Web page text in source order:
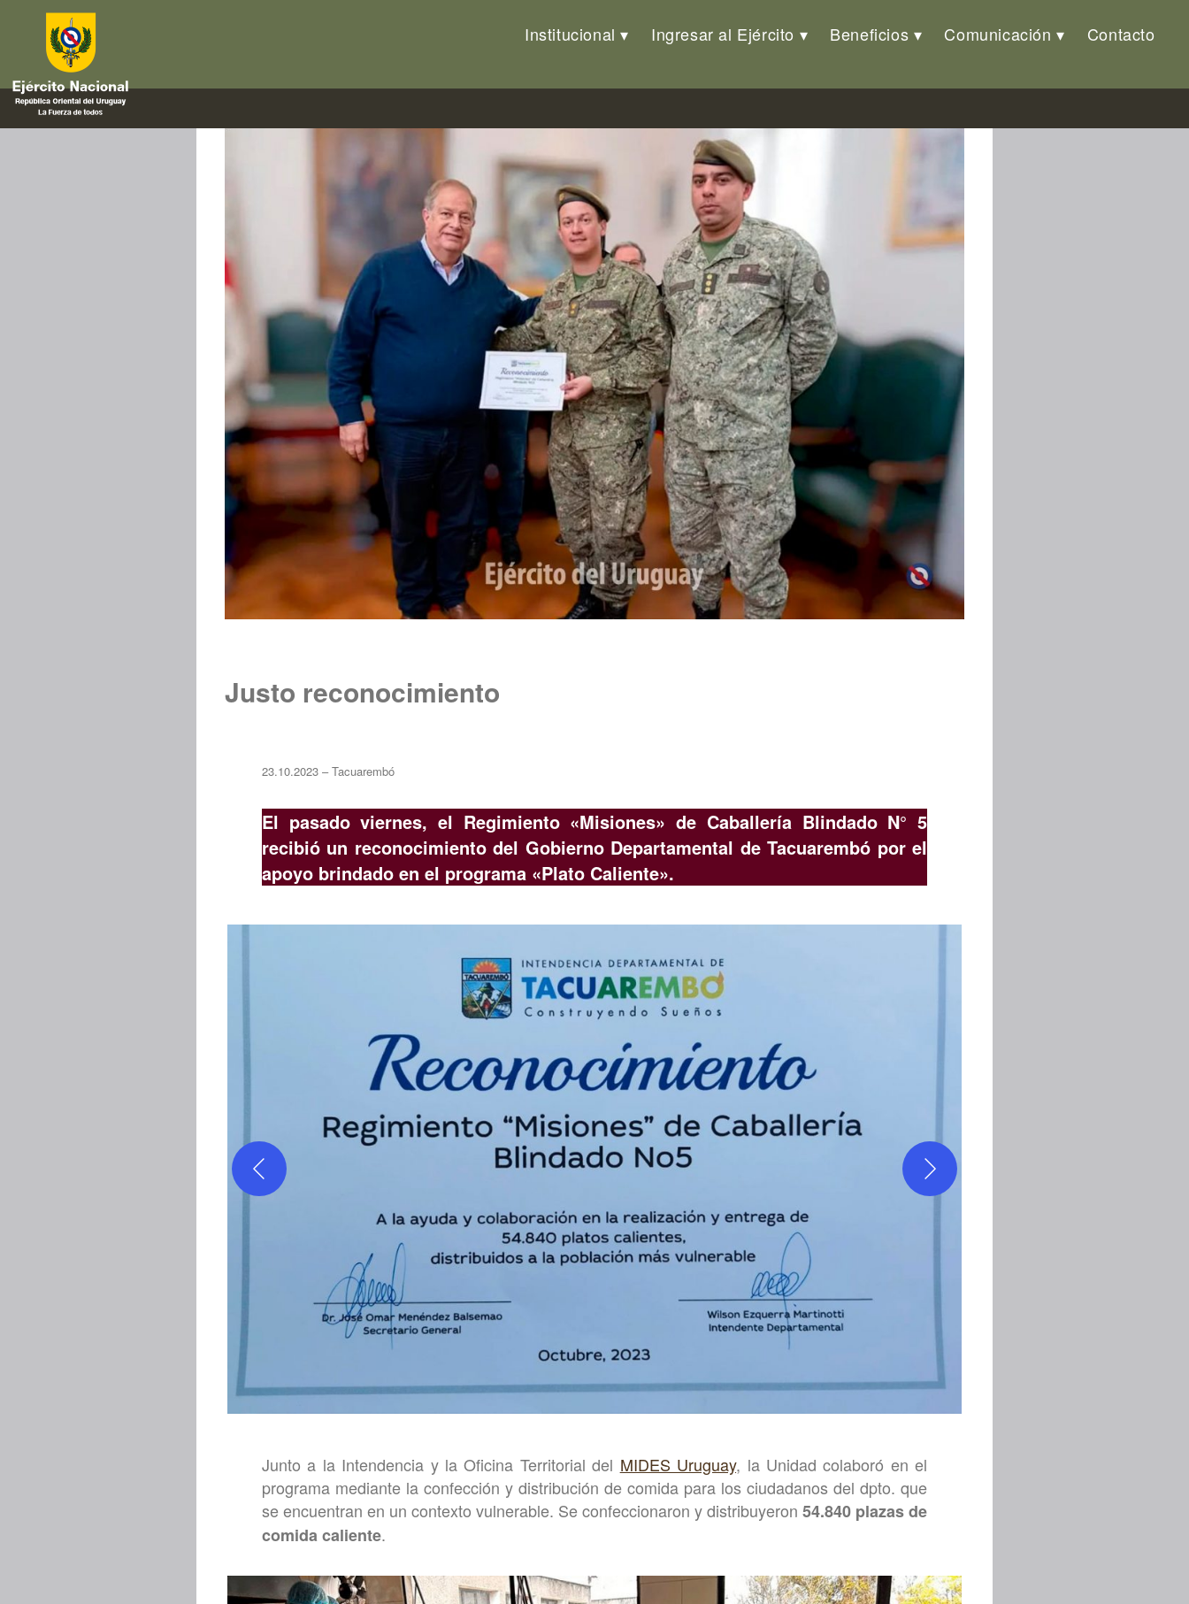
Institucional Ingresar al Ejército Beneficios Comunicación Contacto
Justo reconocimiento
23.10.2023 – Tacuarembó
El pasado viernes, el Regimiento «Misiones» de Caballería Blindado N° 5
recibió un reconocimiento del Gobierno Departamental de Tacuarembó por el
apoyo brindado en el programa «Plato Caliente».
Junto a la Intendencia y la Oficina Territorial del MIDES Uruguay, la Unidad colaboró en el
programa mediante la confección y distribución de comida para los ciudadanos del dpto. que
se encuentran en un contexto vulnerable. Se confeccionaron y distribuyeron54.840 plazas de
comida caliente.